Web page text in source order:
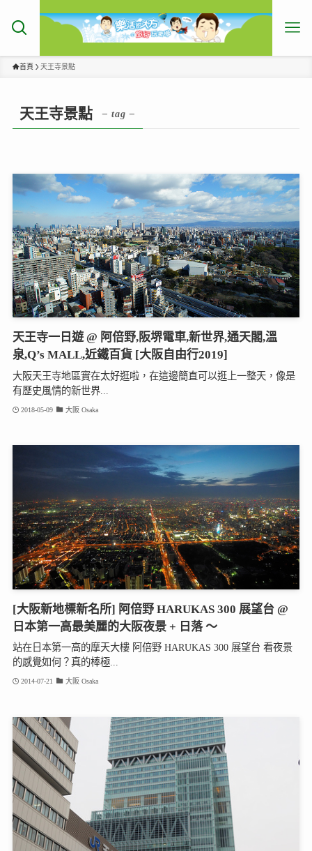
首頁 天王寺景點
天王寺景點 – tag –
天王寺一日遊 @ 阿倍野,阪堺電車,新世界,通天閣,溫
泉,Q’s MALL,近鐵百貨 [大阪自由行2019]
大阪天王寺地區實在太好逛啦，在這邊簡直可以逛上一整天，像是
有歷史風情的新世界...
2018-05-09 大阪 Osaka
[大阪新地標新名所] 阿倍野 HARUKAS 300 展望台 @
日本第一高最美麗的大阪夜景 + 日落 ～
站在日本第一高的摩天大樓 阿倍野 HARUKAS 300 展望台 看夜景
的感覺如何？真的棒極...
2014-07-21 大阪 Osaka